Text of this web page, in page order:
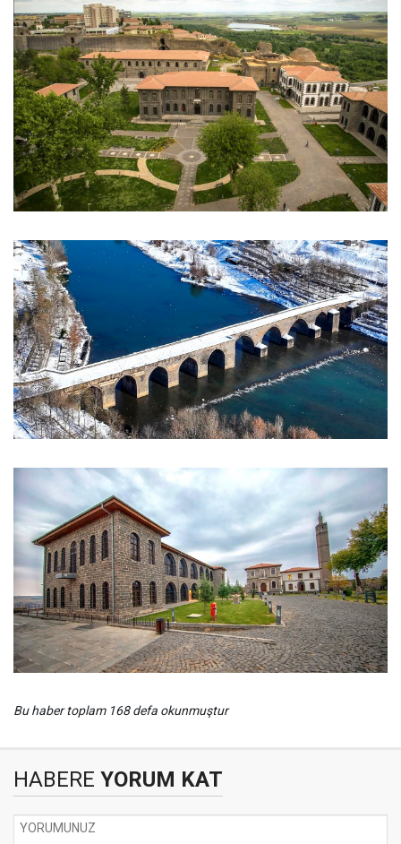
Bu haber toplam 168 defa okunmuştur
HABERE YORUM KAT